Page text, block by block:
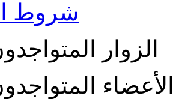
شروط
الزوار
الأعضاء